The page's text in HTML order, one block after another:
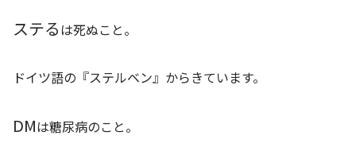
ステるは死ぬこと。
ドイツ語の『ステルベン』からきています。
DMは糖尿病のこと。